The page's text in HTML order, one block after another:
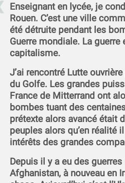
Enseignant en lycée, je
Rouen. C’est une ville
été détruite pendant les
Guerre mondiale. La
capitalisme.
J’ai rencontré Lutte
du Golfe. Les grandes
France de Mitterrand ont
bombes tuant des
prétexte alors avancé était
peuples alors qu’en réalité
intérêts des grandes
Depuis il y a eu des
Afghanistan, à nouveau en